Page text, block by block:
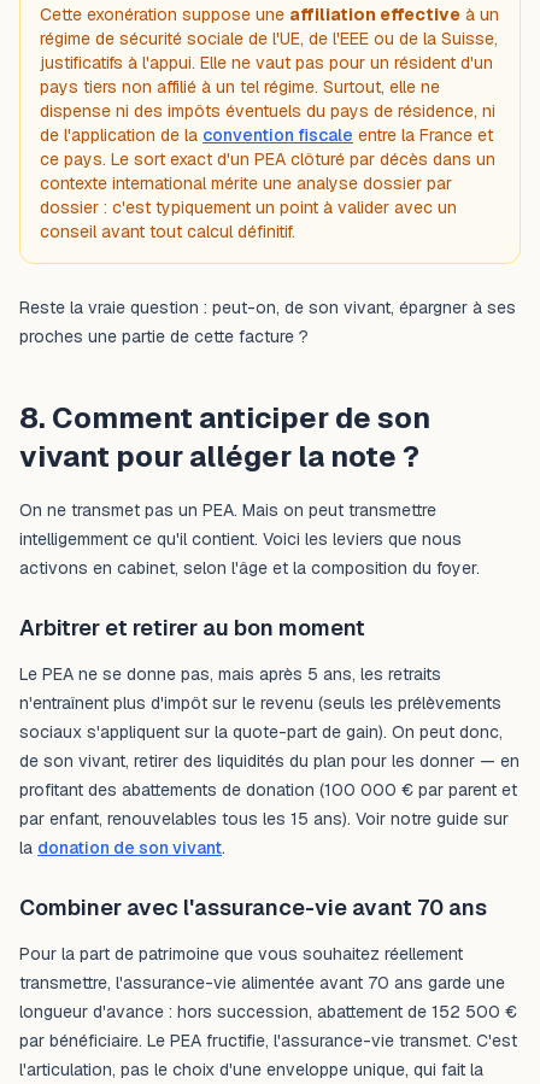
Cette exonération suppose une affiliation effective à un
régime de sécurité sociale de l'UE, de l'EEE ou de la Suisse,
justificatifs à l'appui. Elle ne vaut pas pour un résident d'un
pays tiers non affilié à un tel régime. Surtout, elle ne
dispense ni des impôts éventuels du pays de résidence, ni
de l'application de la convention fiscale entre la France et
ce pays. Le sort exact d'un PEA clôturé par décès dans un
contexte international mérite une analyse dossier par
dossier : c'est typiquement un point à valider avec un
conseil avant tout calcul définitif.
Reste la vraie question : peut-on, de son vivant, épargner à ses
proches une partie de cette facture ?
8. Comment anticiper de son
vivant pour alléger la note ?
On ne transmet pas un PEA. Mais on peut transmettre
intelligemment ce qu'il contient. Voici les leviers que nous
activons en cabinet, selon l'âge et la composition du foyer.
Arbitrer et retirer au bon moment
Le PEA ne se donne pas, mais après 5 ans, les retraits
n'entraînent plus d'impôt sur le revenu (seuls les prélèvements
sociaux s'appliquent sur la quote-part de gain). On peut donc,
de son vivant, retirer des liquidités du plan pour les donner — en
profitant des abattements de donation (100 000 € par parent et
par enfant, renouvelables tous les 15 ans). Voir notre guide sur
la donation de son vivant.
Combiner avec l'assurance-vie avant 70 ans
Pour la part de patrimoine que vous souhaitez réellement
transmettre, l'assurance-vie alimentée avant 70 ans garde une
longueur d'avance : hors succession, abattement de 152 500 €
par bénéficiaire. Le PEA fructifie, l'assurance-vie transmet. C'est
l'articulation, pas le choix d'une enveloppe unique, qui fait la